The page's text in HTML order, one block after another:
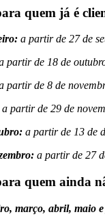
quem já é
a partir de 27 de
partir de 18 de
partir de 8 de
a partir de 29 de
a partir de 13 de
a partir de 27
quem ainda
março, abril, maio